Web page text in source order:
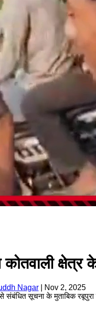
कोतवाली
Nagar
Nov 2, 2025
संबंधित सूचना के मुताबिक रबूपुरा